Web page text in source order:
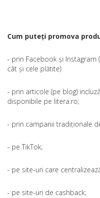
Cum puteți promova
- prin Facebook și
cât și cele plătite)
- prin articole (pe blog)
disponibile pe litera.ro;
- prin campanii tradiționale
- pe TikTok;
- pe site-uri care
- pe site-uri de cashback;